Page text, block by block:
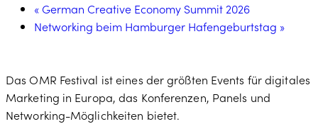
«German Creative Economy Summit 2026
Networking beim Hamburger Hafengeburtstag »
Das OMR Festival ist eines der größten Events für digitales
Marketing in Europa, das Konferenzen, Panels und
Networking-Möglichkeiten bietet.